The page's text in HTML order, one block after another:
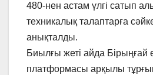
480-нен астам үлгі сатып
техникалық талаптарға
анықталды.
Биылғы жеті айда Бірыңғай
платформасы арқылы